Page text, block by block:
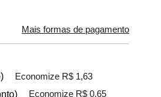
Mais formas de pagamento
Economize R$ 1,63
Economize R$ 0,65